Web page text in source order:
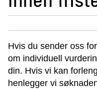
Hvis du sender oss
om individuell
din. Hvis vi kan
henlegger vi